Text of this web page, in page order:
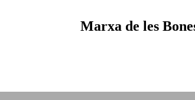
Marxa de les